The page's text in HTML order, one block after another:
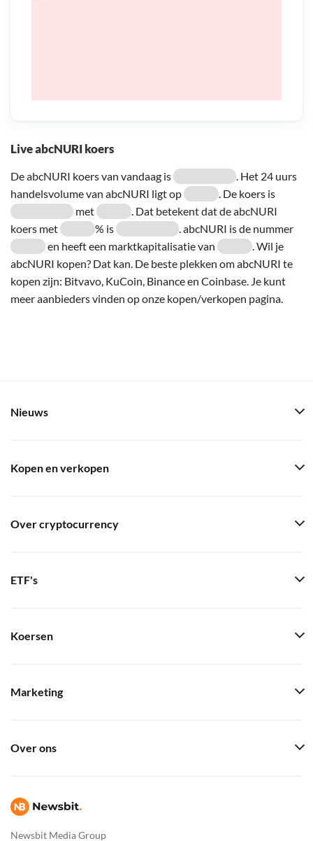
Live abcNURI koers
De abcNURI koers van vandaag is
. Het 24 uurs
handelsvolume van abcNURI ligt op
. De koers is
met
. Dat betekent dat de abcNURI
koers met
% is
. abcNURI is de nummer
en heeft een marktkapitalisatie van
. Wil je
abcNURI kopen? Dat kan. De beste plekken om abcNURI te
kopen zijn: Bitvavo, KuCoin, Binance en Coinbase. Je kunt
meer aanbieders vinden op onze kopen/verkopen pagina.
Newsbit Media Group
Nieuws
Kopen en verkopen
Over cryptocurrency
ETF's
Koersen
Marketing
Over ons